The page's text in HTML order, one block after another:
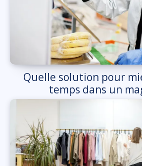
Quelle solution pour
temps dans un